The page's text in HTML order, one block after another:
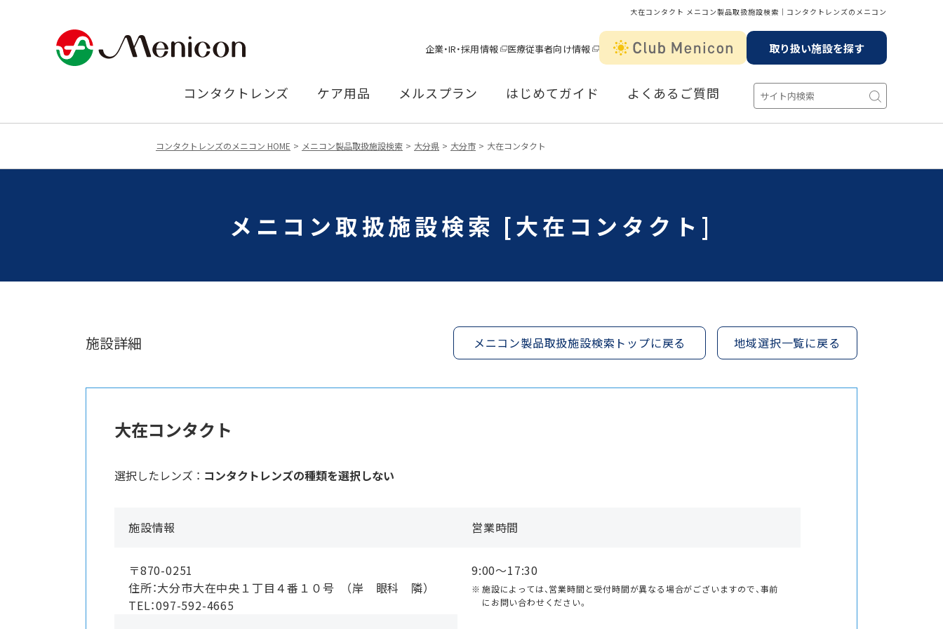
大在コンタクト メニコン製品取扱施設検索│コンタクトレンズのメニコン
企業・IR・採用情報 医療従事者向け情報 取り扱い施設を探す
コンタクトレンズ ケア用品 メルスプラン はじめてガイド よくあるご質問
コンタクトレンズのメニコン HOME メニコン製品取扱施設検索 大分県 大分市 大在コンタクト
メニコン取扱施設検索 [大在コンタクト]
施設詳細 メニコン製品取扱施設検索トップに戻る 地域選択一覧に戻る
大在コンタクト
選択したレンズ ： コンタクトレンズの種類を選択しない
施設情報
〒870-0251
住所：大分市大在中央１丁目４番１０号 （岸 眼科 隣）
TEL：097-592-4665
営業時間
9:00〜17:30
施設によっては、営業時間と受付時間が異なる場合がございますので、事前
にお問い合わせください。